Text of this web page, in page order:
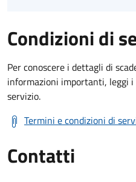
Condizioni di
Per conoscere i dettagli di
informazioni importanti, leggi
servizio.
Termini e condizioni di
Contatti